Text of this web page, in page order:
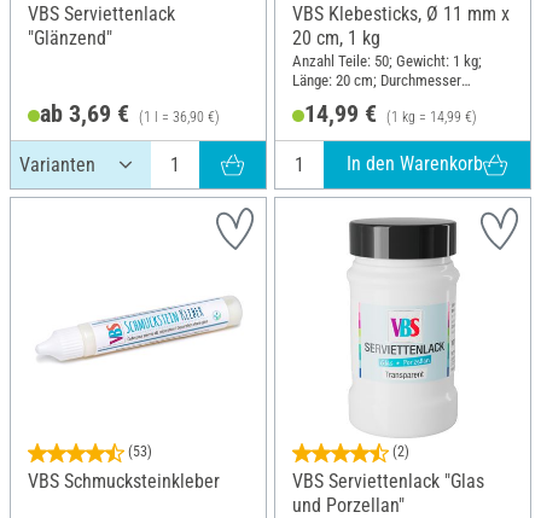
VBS Serviettenlack
"Glänzend"
ab 3,69 € (1 l = 36,90 €)
VBS Klebesticks, Ø 11 mm x
20 cm, 1 kg
Anzahl Teile: 50; Gewicht: 1 kg;
Länge: 20 cm; Durchmesser
14,99 € (1 kg = 14,99 €)
In den Warenkorb
(53)
VBS Schmucksteinkleber
(2)
VBS Serviettenlack "Glas
und Porzellan"